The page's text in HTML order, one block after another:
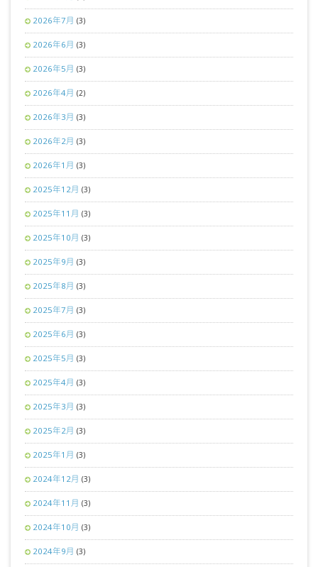
2026年7月 (3)
2026年6月 (3)
2026年5月 (3)
2026年4月 (2)
2026年3月 (3)
2026年2月 (3)
2026年1月 (3)
2025年12月 (3)
2025年11月 (3)
2025年10月 (3)
2025年9月 (3)
2025年8月 (3)
2025年7月 (3)
2025年6月 (3)
2025年5月 (3)
2025年4月 (3)
2025年3月 (3)
2025年2月 (3)
2025年1月 (3)
2024年12月 (3)
2024年11月 (3)
2024年10月 (3)
2024年9月 (3)